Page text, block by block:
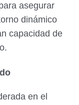
asegurar
dinámico
capacidad de
en el